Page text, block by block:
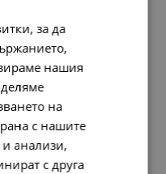
за да
нашия
на
с нашите
и анализи,
с друга